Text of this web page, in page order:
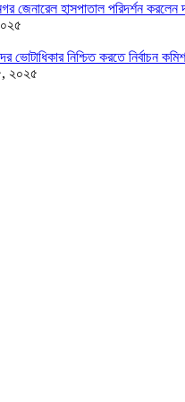
জেনারেল হাসপাতাল পরিদর্শন করলেন
ভোটাধিকার নিশ্চিত করতে নির্বাচন
২০২৫